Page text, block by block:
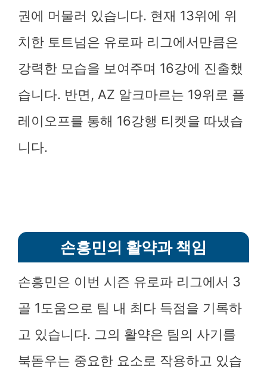
권에 머물러 있습니다. 현재 13위에 위
치한 토트넘은 유로파 리그에서만큼은
강력한 모습을 보여주며 16강에 진출했
습니다. 반면, AZ 알크마르는 19위로 플
레이오프를 통해 16강행 티켓을 따냈습
니다.
손흥민의 활약과 책임
손흥민은 이번 시즌 유로파 리그에서 3
골 1도움으로 팀 내 최다 득점을 기록하
고 있습니다. 그의 활약은 팀의 사기를
북돋우는 중요한 요소로 작용하고 있습